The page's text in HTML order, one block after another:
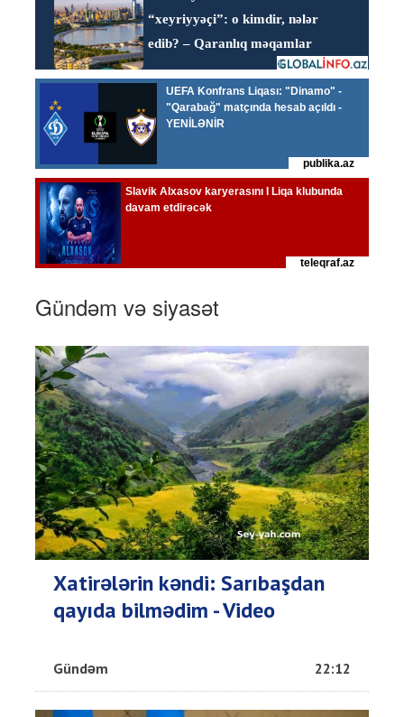
Gündəm və siyasət
Xatirələrin kəndi: Sarıbaşdan
qayıda bilmədim - Video
Gündəm 22:12